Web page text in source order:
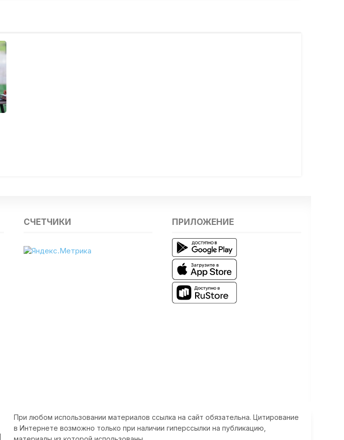
СЧЕТЧИКИ ПРИЛОЖЕНИЕ
При любом использовании материалов ссылка на сайт обязательна. Цитирование
в Интернете возможно только при наличии гиперссылки на публикацию,